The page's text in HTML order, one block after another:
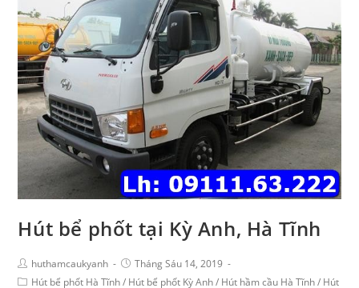
Hút bể phốt tại Kỳ Anh, Hà Tĩnh
huthamcaukyanh
Tháng Sáu 14, 2019
Hút bể phốt Hà Tĩnh / Hút bể phốt Kỳ Anh / Hút hầm cầu Hà Tĩnh / Hút